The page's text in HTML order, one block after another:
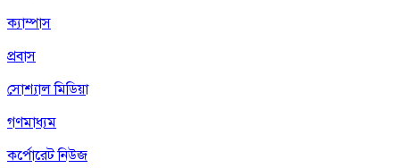
ক্যাম্পাস
প্রবাস
সোশ্যাল মিডিয়া
গণমাধ্যম
কর্পোরেট নিউজ